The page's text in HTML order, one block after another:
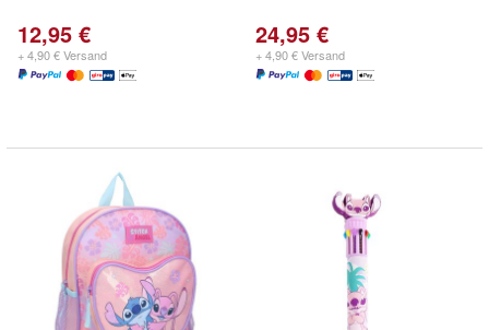
12,95 €
+ 4,90 € Versand
24,95 €
+ 4,90 € Versand